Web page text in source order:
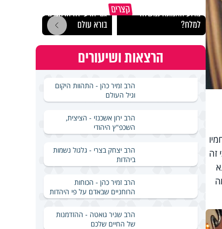
זה
קצרים
מדוע האמונה נמשלה
למלח?
גם ׳הרע׳ זה הרחמים של
בורא עולם
הרצאות ושיעורים
הרב זמיר כהן - התהוות היקום
וגיל העולם
הרב ירון אשכנזי - הציצית,
השכפ"ץ היהודי
הרב יצחק בצרי - גלגול נשמות
ביהדות
הרב זמיר כהן - הכוחות
הרוחניים שבאדם על פי היהדות
הרב שניר גואטה - ההזדמנות
של החיים שלכם